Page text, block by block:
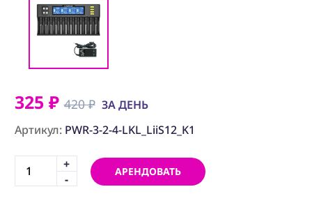
(FRN) МЕБЕЛЬ И
ТЕНТЫ
(CNS) РАСХОДНЫЕ
МАТЕРИАЛЫ
ПРОГРАММНОЕ
ОБЕСПЕЧЕНИЕ
Постпродакшн
325 ₽420 ₽ ЗА ДЕНЬ
Артикул: PWR-3-2-4-LKL_LiiS12_K1
+
-
АРЕНДОВАТЬ